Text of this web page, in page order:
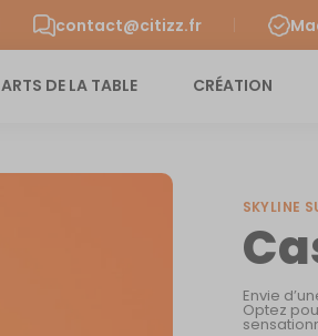
contact@citizz.fr
ARTS DE LA TABLE CRÉATION
SKYLINE
Envie
Optez